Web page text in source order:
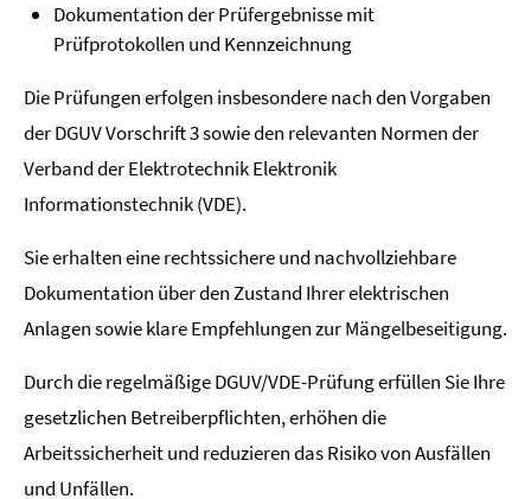
Dokumentation der Prüfergebnisse mit
Prüfprotokollen und Kennzeichnung
Die Prüfungen erfolgen insbesondere nach den Vorgaben
der DGUV Vorschrift 3 sowie den relevanten Normen der
Verband der Elektrotechnik Elektronik
Informationstechnik (VDE).
Sie erhalten eine rechtssichere und nachvollziehbare
Dokumentation über den Zustand Ihrer elektrischen
Anlagen sowie klare Empfehlungen zur Mängelbeseitigung.
Durch die regelmäßige DGUV/VDE-Prüfung erfüllen Sie Ihre
gesetzlichen Betreiberpflichten, erhöhen die
Arbeitssicherheit und reduzieren das Risiko von Ausfällen
und Unfällen.